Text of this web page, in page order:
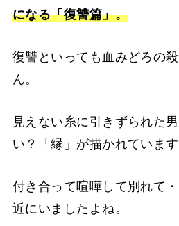
になる「復讐篇」。
復讐といっても血みどろの
ん。
見えない糸に引きずられた
い？「縁」が描かれています
付き合って喧嘩して別れて
近にいましたよね。